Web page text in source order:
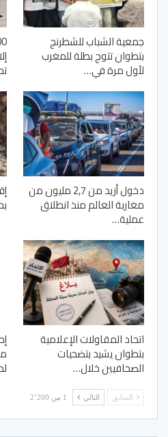
جمعية الشباب للشطرنج
بتطوان تتوج بطلة للمغرب
لأول مرة في…
دخول أزيد من 2,7 مليون من
مغاربة العالم منذ انطلاق
عملية…
اتحاد المقاولات الإعلامية
بتطوان يشيد بتضحيات
الصحافيين خلال…
السابق التالي 1 من 2٬200